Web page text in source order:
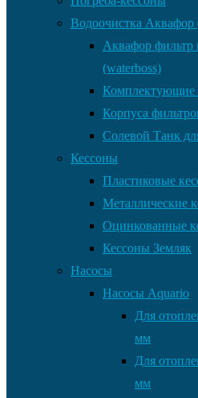
Водоочистка Аквафор
Аквафор фильтр
(waterboss)
Комплектующие
Корпуса
Солевой Танк
Кессоны
Пластиковые
Металлические
Оцинкованные
Кессоны Земляк
Насосы
Насосы Aquario
Для
мм
Для
мм